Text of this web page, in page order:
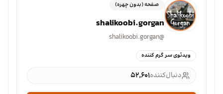
صفحه (بدون چهره)
shalikoobi.gorgan
@
shalikoobi.gorgan
ویدئوی سر گرم کننده
دنبال‌کننده۵۲٬۶۰۱